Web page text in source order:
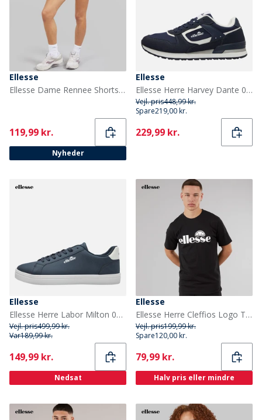
Ellesse
Ellesse Dame Rennee Shorts Grøn
Current
119,99 kr.
Nyheder
Ellesse
Ellesse Herre Harvey Dante 001 Træningssko Navy
Vejl. pris448,99 kr.
Spare219,00 kr.
Current
229,99 kr.
Ellesse
Ellesse Herre Labor Milton 002 Træningssko Navy
Vejl. pris499,99 kr.
Var189,99 kr.
Current
149,99 kr.
Nedsat
Ellesse
Ellesse Herre Cleffios Logo T-shirt Sort/Hvid
Vejl. pris199,99 kr.
Spare120,00 kr.
Current
79,99 kr.
Halv pris eller mindre